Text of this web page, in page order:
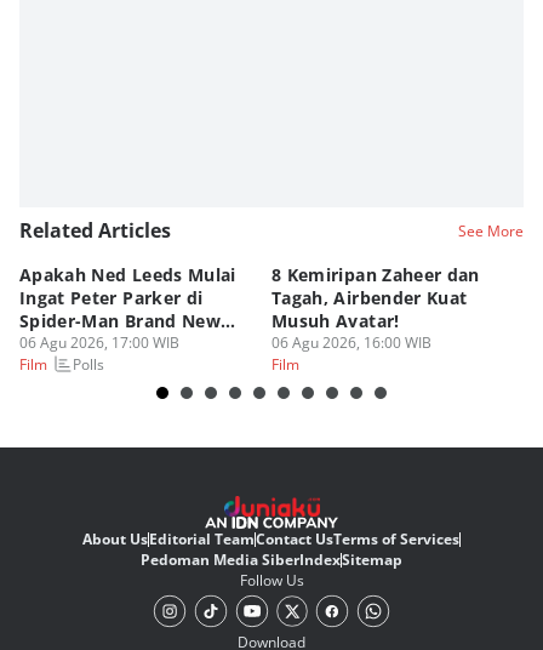
Related Articles See More
Apakah Ned Leeds Mulai
Ingat Peter Parker di
Spider-Man Brand New
Day?
06 Agu 2026, 17:00 WIB
Film
Polls
8 Kemiripan Zaheer dan
Tagah, Airbender Kuat
Musuh Avatar!
06 Agu 2026, 16:00 WIB
Film
About UsEditorial TeamContact UsTerms of Services
Pedoman Media SiberIndexSitemap
Follow Us
Download